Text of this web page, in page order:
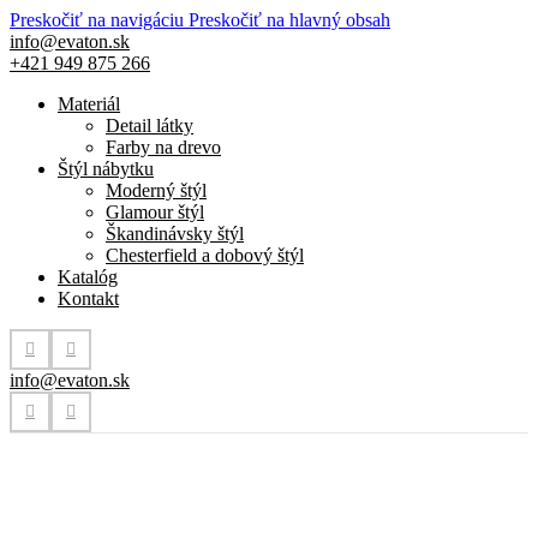
Preskočiť na navigáciu Preskočiť na hlavný obsah
info@evaton.sk
+421 949 875 266
Materiál
Detail látky
Farby na drevo
Štýl nábytku
Moderný štýl
Glamour štýl
Škandinávsky štýl
Chesterfield a dobový štýl
Katalóg
Kontakt
info@evaton.sk